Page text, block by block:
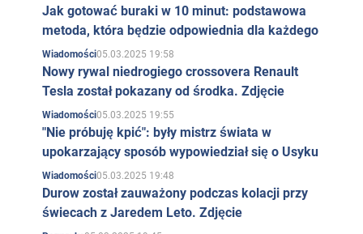
Jak gotować buraki w 10 minut: podstawowa
metoda, która będzie odpowiednia dla każdego
Wiadomości05.03.2025 19:58
Nowy rywal niedrogiego crossovera Renault
Tesla został pokazany od środka. Zdjęcie
Wiadomości05.03.2025 19:55
"Nie próbuję kpić": były mistrz świata w
upokarzający sposób wypowiedział się o Usyku
Wiadomości05.03.2025 19:48
Durow został zauważony podczas kolacji przy
świecach z Jaredem Leto. Zdjęcie